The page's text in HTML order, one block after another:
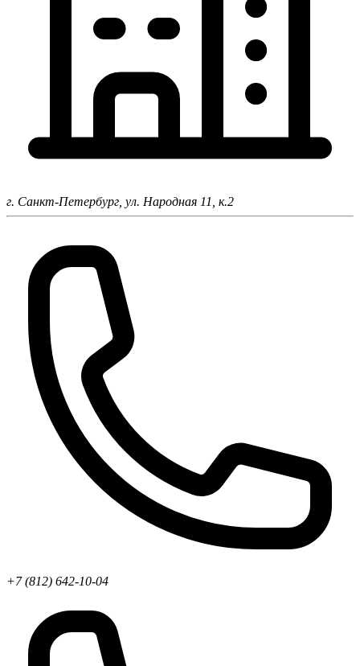
г. Санкт-Петербург, ул. Народная 11, к.2
+7 (812) 642-10-04